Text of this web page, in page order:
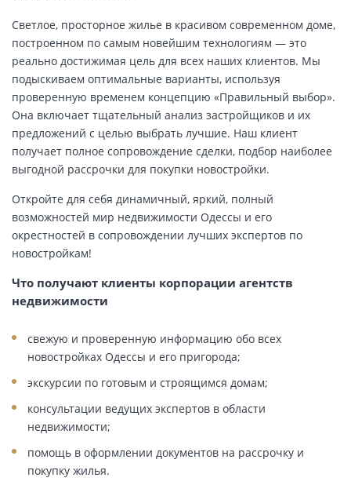
Светлое, просторное жилье в красивом современном доме,
построенном по самым новейшим технологиям — это
реально достижимая цель для всех наших клиентов. Мы
подыскиваем оптимальные варианты, используя
проверенную временем концепцию «Правильный выбор».
Она включает тщательный анализ застройщиков и их
предложений с целью выбрать лучшие. Наш клиент
получает полное сопровождение сделки, подбор наиболее
выгодной рассрочки для покупки новостройки.
Откройте для себя динамичный, яркий, полный
возможностей мир недвижимости Одессы и его
окрестностей в сопровождении лучших экспертов по
новостройкам!
Что получают клиенты корпорации агентств
недвижимости
свежую и проверенную информацию обо всех
новостройках Одессы и его пригорода;
экскурсии по готовым и строящимся домам;
консультации ведущих экспертов в области
недвижимости;
помощь в оформлении документов на рассрочку и
покупку жилья.